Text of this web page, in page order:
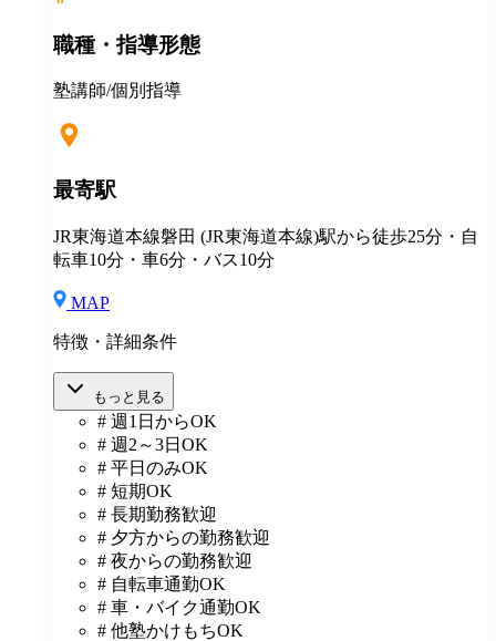
職種・指導形態
塾講師/個別指導
最寄駅
JR東海道本線磐田 (JR東海道本線)駅から徒歩25分・自
転車10分・車6分・バス10分
MAP
特徴・詳細条件
もっと見る
# 週1日からOK
# 週2～3日OK
# 平日のみOK
# 短期OK
# 長期勤務歓迎
# 夕方からの勤務歓迎
# 夜からの勤務歓迎
# 自転車通勤OK
# 車・バイク通勤OK
# 他塾かけもちOK